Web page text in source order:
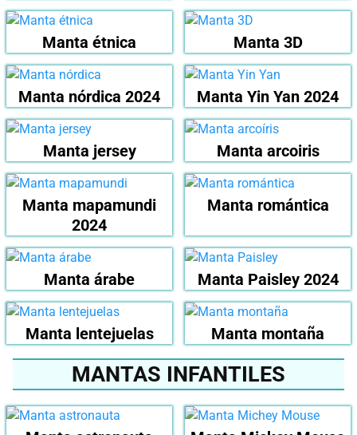
Manta étnica Manta 3D
Manta nórdica 2024 Manta Yin Yan 2024
Manta jersey Manta arcoiris
Manta mapamundi
2024
Manta romántica
Manta árabe Manta Paisley 2024
Manta lentejuelas Manta montaña
MANTAS INFANTILES